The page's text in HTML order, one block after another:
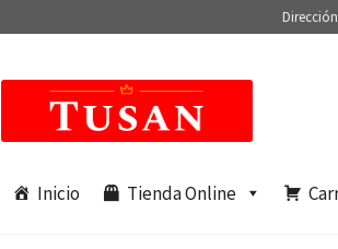
navegación
contenido
Inicio Tienda Online